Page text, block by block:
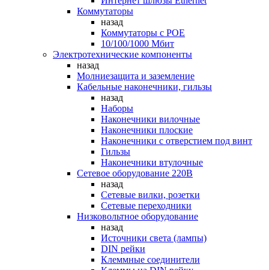
Коммутаторы
назад
Коммутаторы c POE
10/100/1000 Мбит
Электротехнические компоненты
назад
Молниезащита и заземление
Кабельные наконечники, гильзы
назад
Наборы
Наконечники вилочные
Наконечники плоские
Наконечники с отверстием под винт
Гильзы
Наконечники втулочные
Сетевое оборудование 220В
назад
Сетевые вилки, розетки
Сетевые переходники
Низковольтное оборудование
назад
Источники света (лампы)
DIN рейки
Клеммные соединители